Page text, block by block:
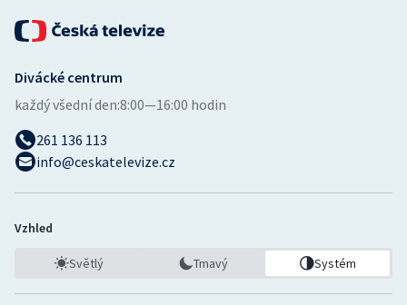
Divácké centrum
každý všední den:8:00—16:00 hodin
261 136 113
info@ceskatelevize.cz
Vzhled
Světlý Tmavý Systém